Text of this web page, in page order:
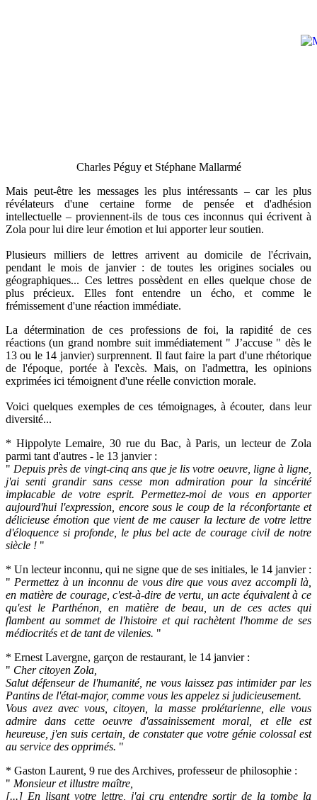
Charles Péguy et Stéphane Mallarmé
Mais peut-être les messages les plus intéressants – car les plus
révélateurs d'une certaine forme de pensée et d'adhésion
intellectuelle – proviennent-ils de tous ces inconnus qui écrivent à
Zola pour lui dire leur émotion et lui apporter leur soutien.
Plusieurs milliers de lettres arrivent au domicile de l'écrivain,
pendant le mois de janvier : de toutes les origines sociales ou
géographiques... Ces lettres possèdent en elles quelque chose de
plus précieux. Elles font entendre un écho, et comme le
frémissement d'une réaction immédiate.
La détermination de ces professions de foi, la rapidité de ces
réactions (un grand nombre suit immédiatement " J’accuse " dès le
13 ou le 14 janvier) surprennent. Il faut faire la part d'une rhétorique
de l'époque, portée à l'excès. Mais, on l'admettra, les opinions
exprimées ici témoignent d'une réelle conviction morale.
Voici quelques exemples de ces témoignages, à écouter, dans leur
diversité...
* Hippolyte Lemaire, 30 rue du Bac, à Paris, un lecteur de Zola
parmi tant d'autres - le 13 janvier :
" Depuis près de vingt-cinq ans que je lis votre oeuvre, ligne à ligne,
j'ai senti grandir sans cesse mon admiration pour la sincérité
implacable de votre esprit. Permettez-moi de vous en apporter
aujourd'hui l'expression, encore sous le coup de la réconfortante et
délicieuse émotion que vient de me causer la lecture de votre lettre
d'éloquence si profonde, le plus bel acte de courage civil de notre
siècle ! "
* Un lecteur inconnu, qui ne signe que de ses initiales, le 14 janvier :
" Permettez à un inconnu de vous dire que vous avez accompli là,
en matière de courage, c'est-à-dire de vertu, un acte équivalent à ce
qu'est le Parthénon, en matière de beau, un de ces actes qui
flambent au sommet de l'histoire et qui rachètent l'homme de ses
médiocrités et de tant de vilenies. "
* Ernest Lavergne, garçon de restaurant, le 14 janvier :
" Cher citoyen Zola,
Salut défenseur de l'humanité, ne vous laissez pas intimider par les
Pantins de l'état-major, comme vous les appelez si judicieusement.
Vous avez avec vous, citoyen, la masse prolétarienne, elle vous
admire dans cette oeuvre d'assainissement moral, et elle est
heureuse, j'en suis certain, de constater que votre génie colossal est
au service des opprimés. "
* Gaston Laurent, 9 rue des Archives, professeur de philosophie :
" Monsieur et illustre maître,
[...] En lisant votre lettre, j'ai cru entendre sortir de la tombe la